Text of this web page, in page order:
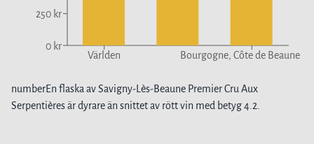
0 kr
250 kr
Världen Bourgogne, Côte de Beaune
numberEn flaska avSavigny-Lès-Beaune Premier Cru Aux
Serpentièresärdyrareän snittet av rött vin med betyg4.2